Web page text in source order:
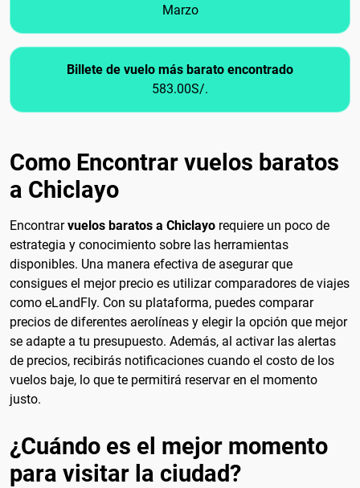
Marzo
Billete de vuelo más barato encontrado
583.00S/.
Como Encontrar vuelos baratos
a Chiclayo
Encontrarvuelos baratos a Chiclayo requiere un poco de
estrategia y conocimiento sobre las herramientas
disponibles. Una manera efectiva de asegurar que
consigues el mejor precio es utilizar comparadores de viajes
como eLandFly. Con su plataforma, puedes comparar
precios de diferentes aerolíneas y elegir la opción que mejor
se adapte a tu presupuesto. Además, al activar las alertas
de precios, recibirás notificaciones cuando el costo de los
vuelos baje, lo que te permitirá reservar en el momento
justo.
¿Cuándo es el mejor momento
para visitar la ciudad?